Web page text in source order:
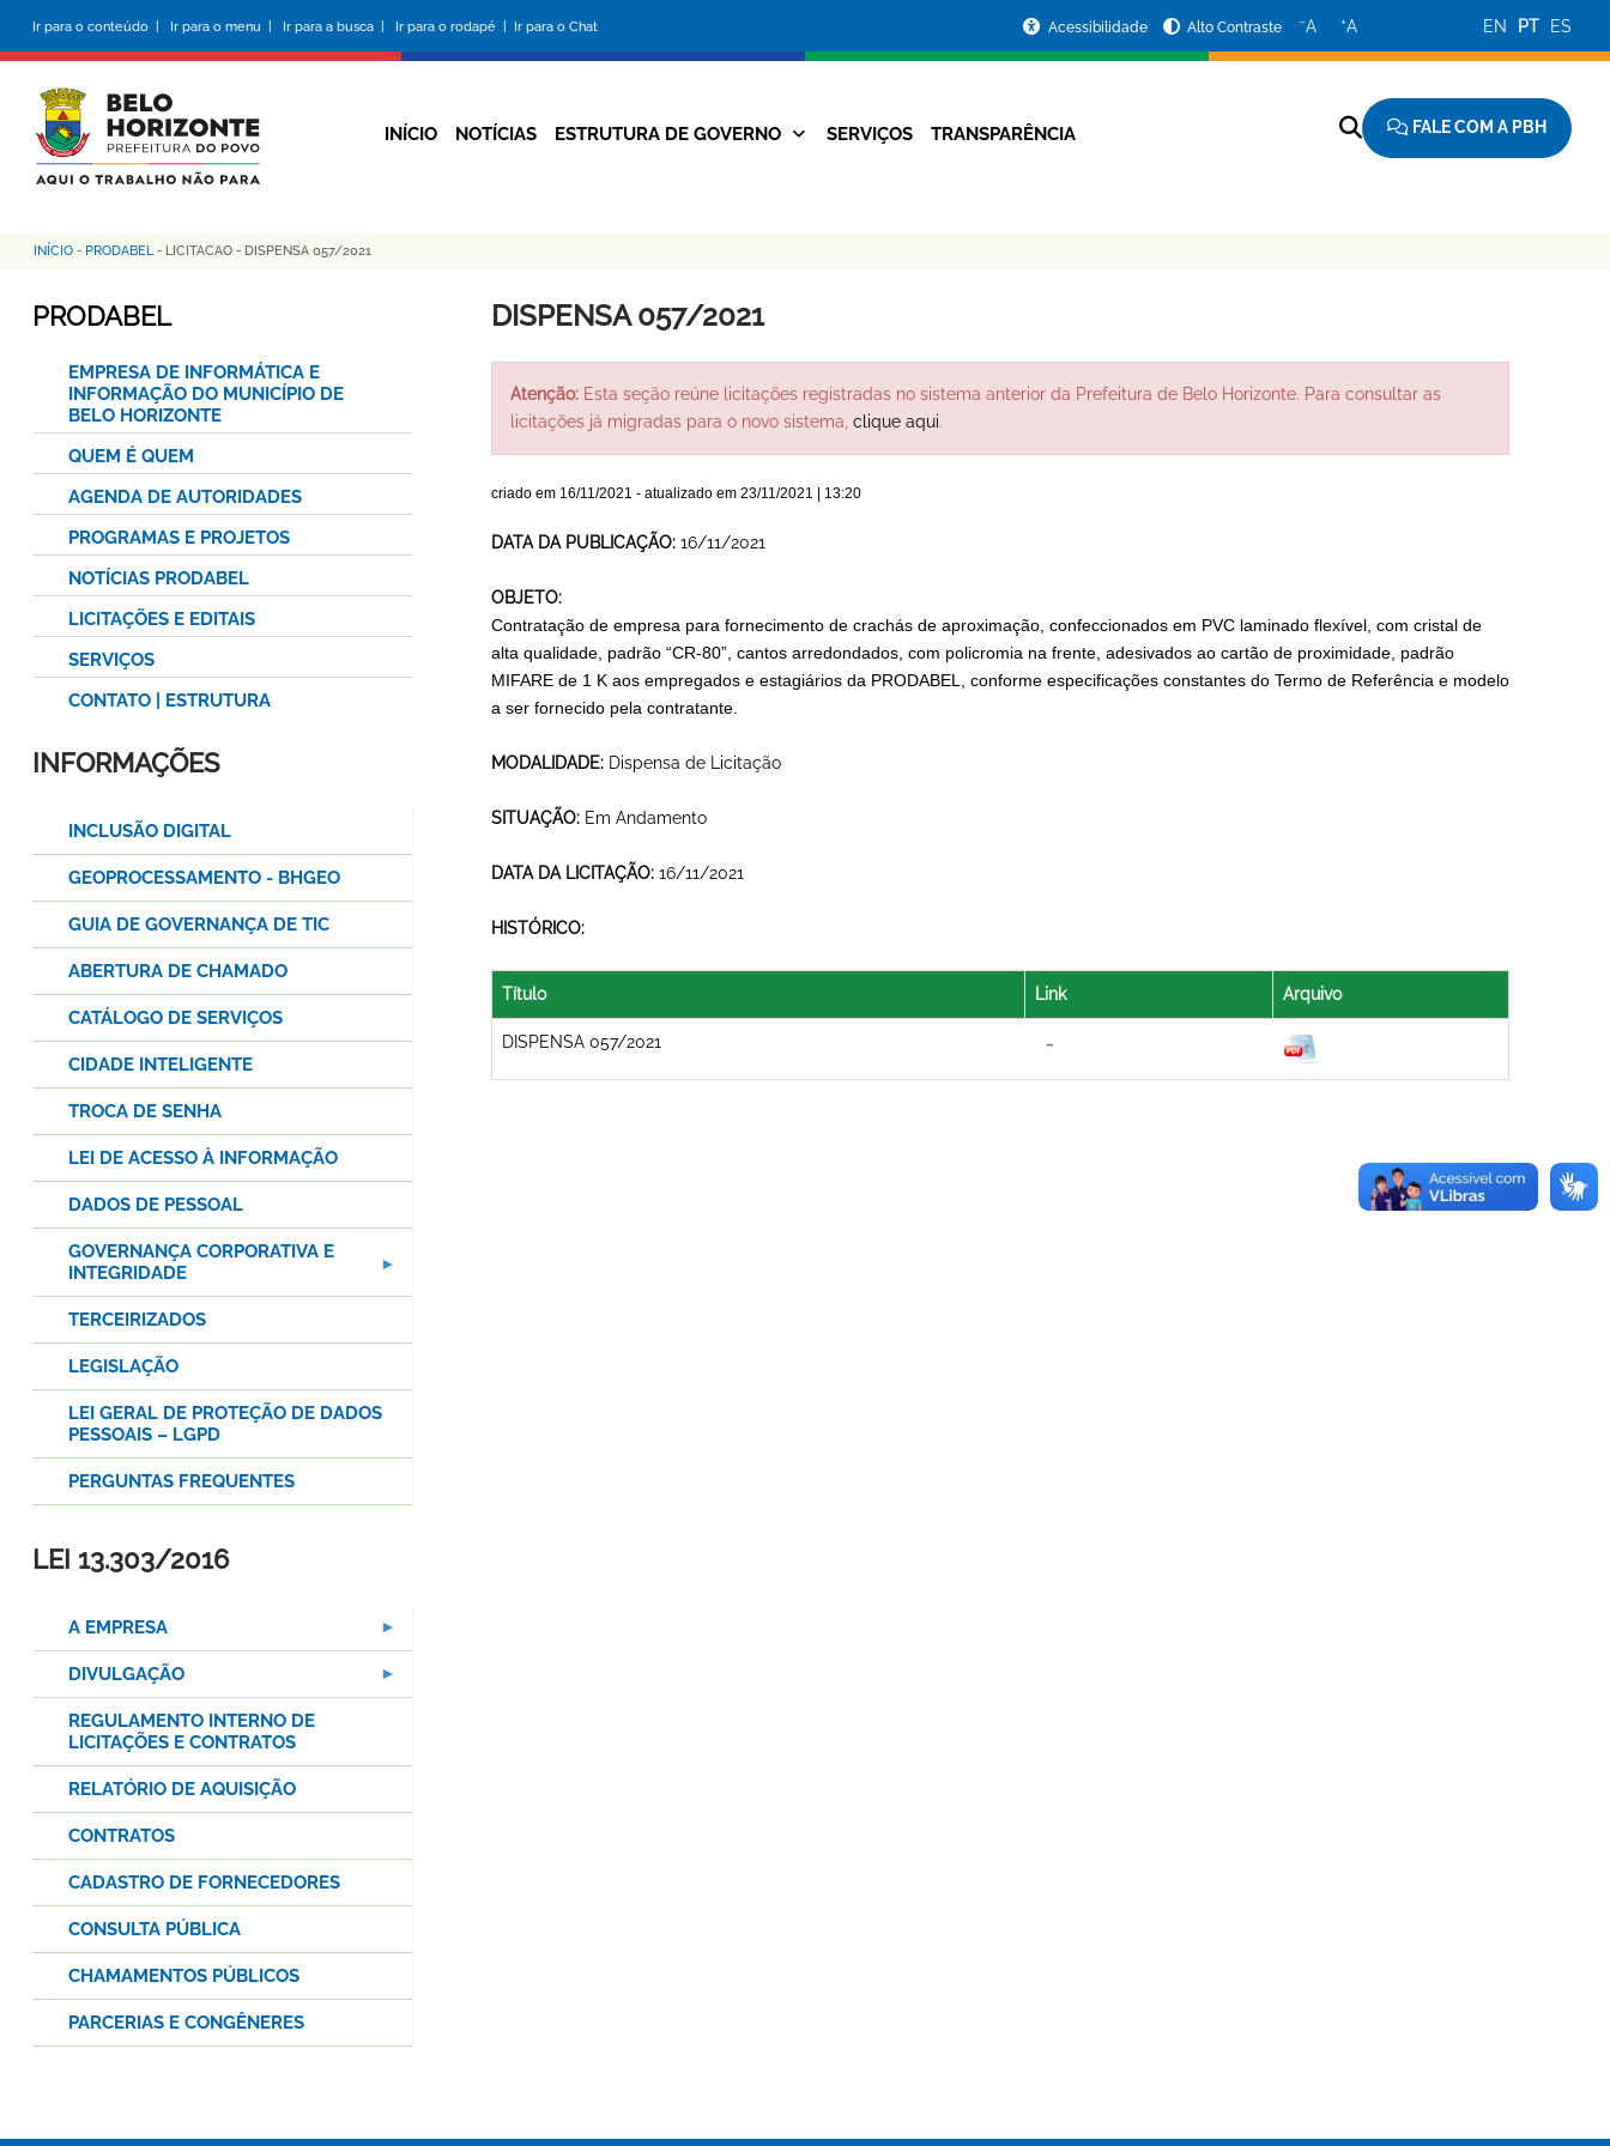
conteúdo
principal
Ir para o conteúdo | Ir para o menu | Ir para a busca | Ir para o rodapé | Ir para o Chat
da
Prefeitura
Acessibilidade Alto Contraste −A +A EN PT ES
Navegação
INÍCIO NOTÍCIAS ESTRUTURA DE GOVERNO SERVIÇOS TRANSPARÊNCIA FALE COM A PBH
Trilha
de
INÍCIO - PRODABEL - LICITACAO - DISPENSA 057/2021
DISPENSA 057/2021
Atenção:Esta seção reúne licitações registradas no sistema anterior da Prefeitura de Belo Horizonte. Para consultar as
licitações já migradas para o novo sistema, clique aqui.
criado em 16/11/2021 - atualizado em 23/11/2021 | 13:20
DATA DA PUBLICAÇÃO: 16/11/2021
OBJETO:
Contratação de empresa para fornecimento de crachás de aproximação, confeccionados em PVC laminado flexível, com cristal de
alta qualidade, padrão “CR-80”, cantos arredondados, com policromia na frente, adesivados ao cartão de proximidade, padrão
MIFARE de 1 K aos empregados e estagiários da PRODABEL, conforme especificações constantes do Termo de Referência e modelo
a ser fornecido pela contratante.
MODALIDADE: Dispensa de Licitação
SITUAÇÃO: Em Andamento
DATA DA LICITAÇÃO: 16/11/2021
HISTÓRICO:
Título Link Arquivo
DISPENSA 057/2021
PRODABEL
EMPRESA DE INFORMÁTICA E
INFORMAÇÃO DO MUNICÍPIO DE
BELO HORIZONTE
QUEM É QUEM
AGENDA DE AUTORIDADES
PROGRAMAS E PROJETOS
NOTÍCIAS PRODABEL
LICITAÇÕES E EDITAIS
SERVIÇOS
CONTATO | ESTRUTURA
INFORMAÇÕES
INCLUSÃO DIGITAL
GEOPROCESSAMENTO - BHGEO
GUIA DE GOVERNANÇA DE TIC
ABERTURA DE CHAMADO
CATÁLOGO DE SERVIÇOS
CIDADE INTELIGENTE
TROCA DE SENHA
LEI DE ACESSO À INFORMAÇÃO
DADOS DE PESSOAL
GOVERNANÇA CORPORATIVA E
INTEGRIDADE
TERCEIRIZADOS
LEGISLAÇÃO
LEI GERAL DE PROTEÇÃO DE DADOS
PESSOAIS – LGPD
PERGUNTAS FREQUENTES
LEI 13.303/2016
A EMPRESA
DIVULGAÇÃO
REGULAMENTO INTERNO DE
LICITAÇÕES E CONTRATOS
RELATÓRIO DE AQUISIÇÃO
CONTRATOS
CADASTRO DE FORNECEDORES
CONSULTA PÚBLICA
CHAMAMENTOS PÚBLICOS
PARCERIAS E CONGÊNERES